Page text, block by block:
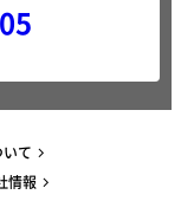
て
情報